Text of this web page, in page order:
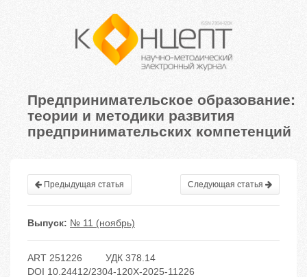
Предпринимательское образование:
теории и методики развития
предпринимательских компетенций
Предыдущая статья Следующая статья
Выпуск: № 11 (ноябрь)
ART 251226
УДК 378.14
DOI 10.24412/2304-120X-2025-11226